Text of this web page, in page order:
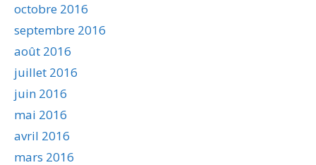
octobre 2016
septembre 2016
août 2016
juillet 2016
juin 2016
mai 2016
avril 2016
mars 2016